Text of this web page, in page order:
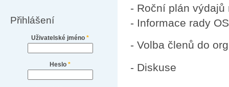
Přihlášení
Uživatelské jméno *
Heslo *
- Roční plán výdajů
- Informace rady
- Volba členů do
- Diskuse